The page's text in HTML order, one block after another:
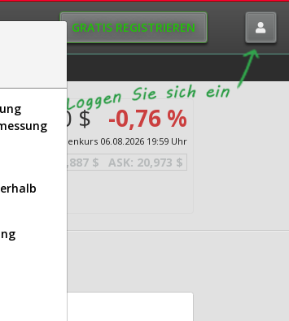
GRATIS REGISTRIEREN
20,930 $ -0,76 %
Echtzeit-Aktienkurs 06.08.2026 19:59 Uhr
20,887 $ ASK: 20,973 $